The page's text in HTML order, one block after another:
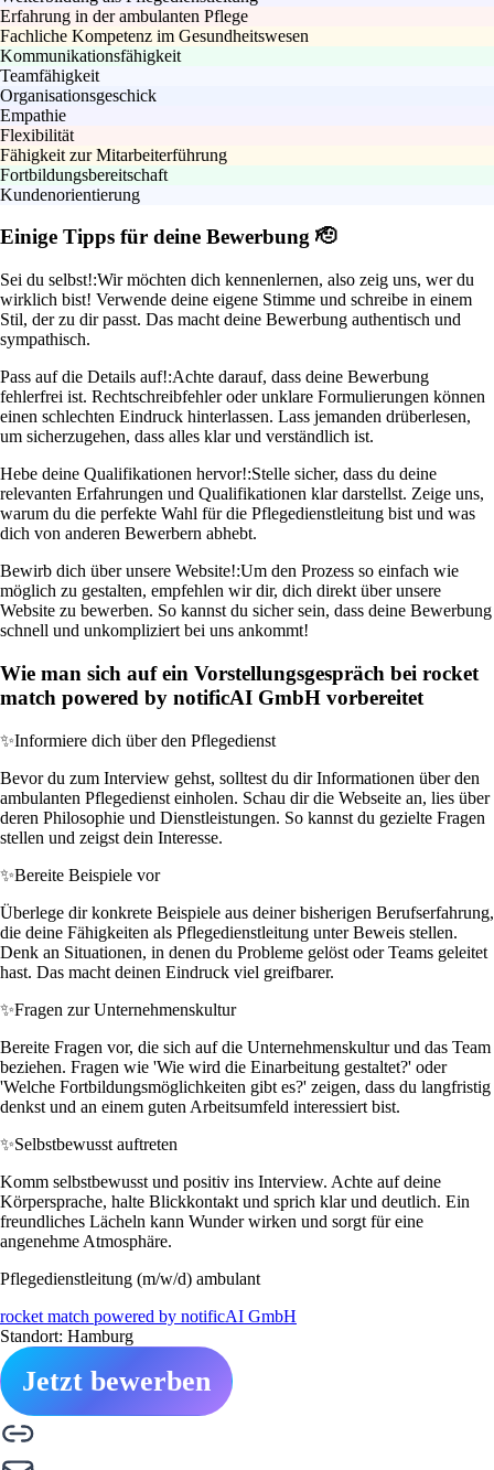
Erfahrung in der ambulanten Pflege
Fachliche Kompetenz im Gesundheitswesen
Kommunikationsfähigkeit
Teamfähigkeit
Organisationsgeschick
Empathie
Flexibilität
Fähigkeit zur Mitarbeiterführung
Fortbildungsbereitschaft
Kundenorientierung
Einige Tipps für deine Bewerbung 🫡
Sei du selbst!:Wir möchten dich kennenlernen, also zeig uns, wer du
wirklich bist! Verwende deine eigene Stimme und schreibe in einem
Stil, der zu dir passt. Das macht deine Bewerbung authentisch und
sympathisch.
Pass auf die Details auf!:Achte darauf, dass deine Bewerbung
fehlerfrei ist. Rechtschreibfehler oder unklare Formulierungen können
einen schlechten Eindruck hinterlassen. Lass jemanden drüberlesen,
um sicherzugehen, dass alles klar und verständlich ist.
Hebe deine Qualifikationen hervor!:Stelle sicher, dass du deine
relevanten Erfahrungen und Qualifikationen klar darstellst. Zeige uns,
warum du die perfekte Wahl für die Pflegedienstleitung bist und was
dich von anderen Bewerbern abhebt.
Bewirb dich über unsere Website!:Um den Prozess so einfach wie
möglich zu gestalten, empfehlen wir dir, dich direkt über unsere
Website zu bewerben. So kannst du sicher sein, dass deine Bewerbung
schnell und unkompliziert bei uns ankommt!
Wie man sich auf ein Vorstellungsgespräch bei rocket
match powered by notificAI GmbH vorbereitet
✨Informiere dich über den Pflegedienst
Bevor du zum Interview gehst, solltest du dir Informationen über den
ambulanten Pflegedienst einholen. Schau dir die Webseite an, lies über
deren Philosophie und Dienstleistungen. So kannst du gezielte Fragen
stellen und zeigst dein Interesse.
✨Bereite Beispiele vor
Überlege dir konkrete Beispiele aus deiner bisherigen Berufserfahrung,
die deine Fähigkeiten als Pflegedienstleitung unter Beweis stellen.
Denk an Situationen, in denen du Probleme gelöst oder Teams geleitet
hast. Das macht deinen Eindruck viel greifbarer.
✨Fragen zur Unternehmenskultur
Bereite Fragen vor, die sich auf die Unternehmenskultur und das Team
beziehen. Fragen wie 'Wie wird die Einarbeitung gestaltet?' oder
'Welche Fortbildungsmöglichkeiten gibt es?' zeigen, dass du langfristig
denkst und an einem guten Arbeitsumfeld interessiert bist.
✨Selbstbewusst auftreten
Komm selbstbewusst und positiv ins Interview. Achte auf deine
Körpersprache, halte Blickkontakt und sprich klar und deutlich. Ein
freundliches Lächeln kann Wunder wirken und sorgt für eine
angenehme Atmosphäre.
Pflegedienstleitung (m/w/d) ambulant
rocket match powered by notificAI GmbH
Standort: Hamburg
Jetzt bewerben